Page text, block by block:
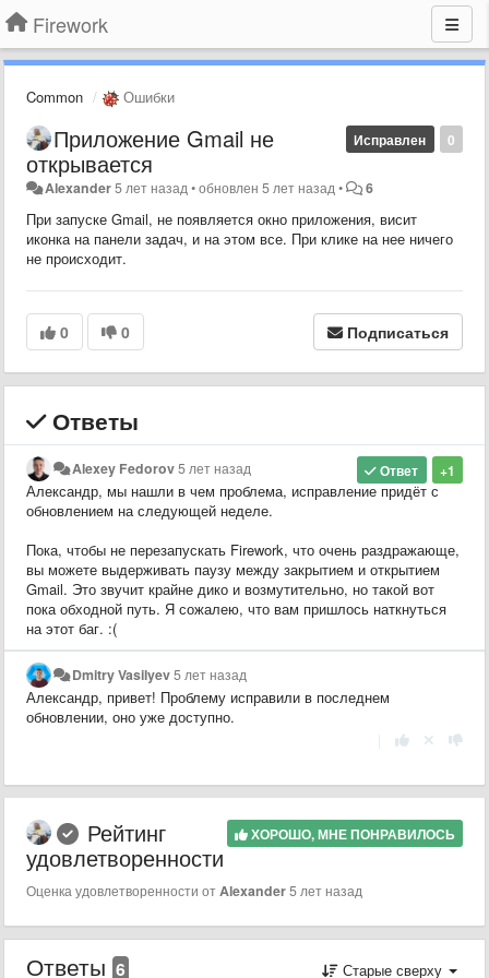
Firework
Common Ошибки
0
Исправлен
Приложение Gmail не
открывается
Alexander5 лет назад •обновлен5 лет назад • 6
При запуске Gmail, не появляется окно приложения, висит
иконка на панели задач, и на этом все. При клике на нее ничего
не происходит.
0 0 Подписаться
Ответы
+1
Ответ
Alexey Fedorov5 лет назад
Александр, мы нашли в чем проблема, исправление придёт с
обновлением на следующей неделе.
Пока, чтобы не перезапускать Firework, что очень раздражающе,
вы можете выдерживать паузу между закрытием и открытием
Gmail. Это звучит крайне дико и возмутительно, но такой вот
пока обходной путь. Я сожалею, что вам пришлось наткнуться
на этот баг. :(
Dmitry Vasilyev5 лет назад
Александр, привет! Проблему исправили в последнем
обновлении, оно уже доступно.
ХОРОШО, МНЕ ПОНРАВИЛОСЬ
Рейтинг
удовлетворенности
Оценка удовлетворенности от Alexander5 лет назад
Ответы 6 Старые сверху